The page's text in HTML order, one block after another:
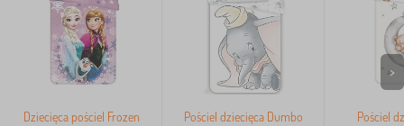
Dziecięca pościel Frozen
Pościel dziecięca Dumbo
Pościel
>